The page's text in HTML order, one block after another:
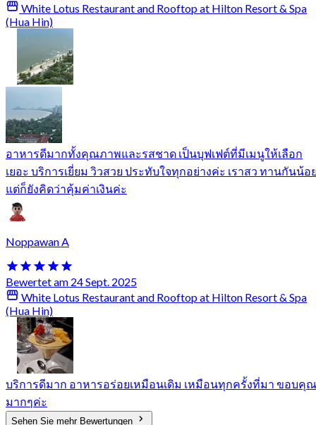
White Lotus Restaurant and Rooftop at Hilton Resort & Spa
(Hua Hin)
อาหารดีมากทั้งคุณภาพและรสชาด เป็นบุฟเฟต์ที่มีเมนูให้เลือก
เยอะ บริการเยี่ยม วิวสวย ประทับใจทุกอย่างค่ะ เราสว ทานกันน้อ
แต่ก็ยังคิดว่าคุ้มค่าเงินค่ะ
Noppawan A
Bewertet am 24 Sept. 2025
White Lotus Restaurant and Rooftop at Hilton Resort & Spa
(Hua Hin)
บริการดีมาก อาหารอร่อยเหมือนเดิม เหมือนทุกครั้งที่มา ขอบคุณ
มากๆค่ะ
Sehen Sie mehr Bewertungen